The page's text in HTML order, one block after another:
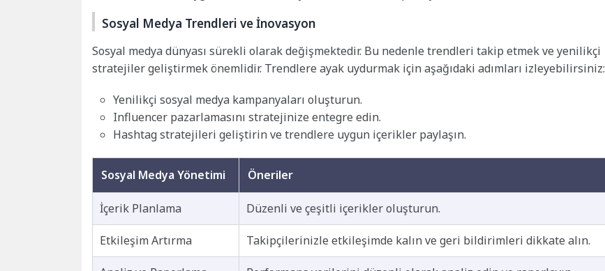
Sosyal Medya Trendleri ve İnovasyon
Sosyal medya dünyası sürekli olarak değişmektedir. Bu nedenle trendleri takip etmek ve yenilikçi
stratejiler geliştirmek önemlidir. Trendlere ayak uydurmak için aşağıdaki adımları izleyebilirsiniz:
Yenilikçi sosyal medya kampanyaları oluşturun.
Influencer pazarlamasını stratejinize entegre edin.
Hashtag stratejileri geliştirin ve trendlere uygun içerikler paylaşın.
Sosyal Medya Yönetimi Öneriler
İçerik Planlama Düzenli ve çeşitli içerikler oluşturun.
Etkileşim Artırma Takipçilerinizle etkileşimde kalın ve geri bildirimleri dikkate alın.